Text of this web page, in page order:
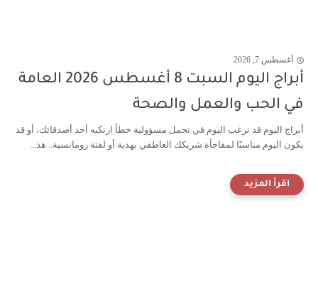
أغسطس 7, 2026
أبراج اليوم السبت 8 أغسطس 2026 العامة
في الحب والعمل والصحة
أبراج اليوم قد ترغب اليوم في تحمل مسؤولية خطأ ارتكبه أحد أصدقائك، أو قد
يكون اليوم مناسبًا لمفاجأة شريكك العاطفي بهدية أو لفتة رومانسية.. هذ...